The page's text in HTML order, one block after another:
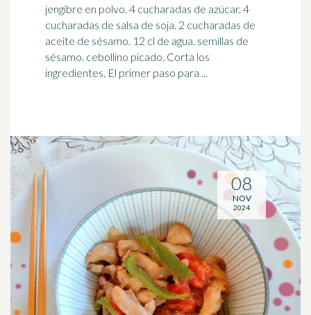
jengibre en polvo. 4 cucharadas de azúcar. 4
cucharadas de salsa de soja. 2 cucharadas de
aceite de sésamo. 12 cl de agua. semillas de
sésamo. cebollino picado. Corta los
ingredientes. El primer paso para ...
08
NOV
2024